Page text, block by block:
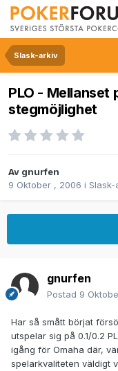
Slask-arkiv
PLO -
stegmöjlighet
Av gnurfen
9 Oktober , 2006 i Slask-
gnurfen
Postad 9
Har så smått börjat
utspelar sig på 0.1/0.2
igång för Omaha där,
spelarkvaliteten väldigt